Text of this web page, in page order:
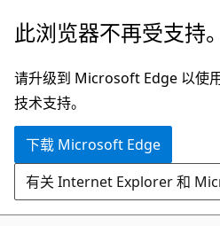
跳
主
要
内
此浏览器不再受支持。
请升级到 Microsoft Edge 以使
技术支持。
下载 Microsoft Edge
有关 Internet Explorer 和